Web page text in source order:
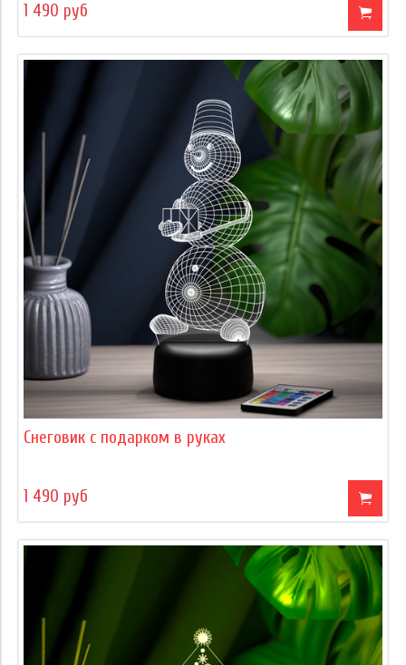
1 490 руб
Снеговик с подарком в руках
1 490 руб